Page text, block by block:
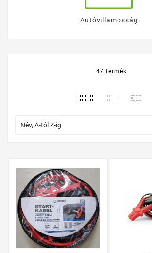
Autóvillamosság
47 termék
Név, A-tól Z-ig